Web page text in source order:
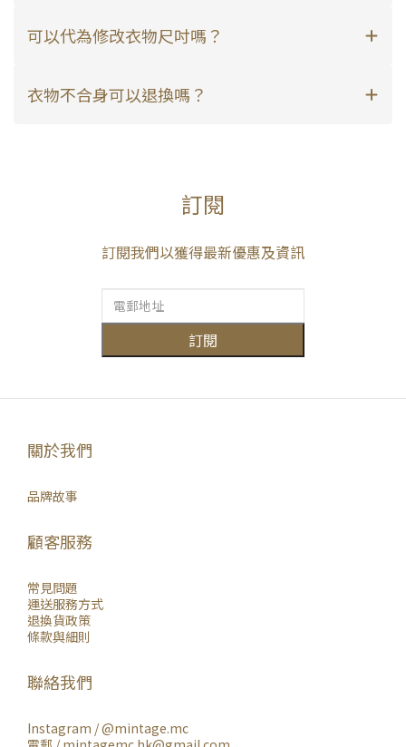
可以代為修改衣物尺吋嗎？
衣物不合身可以退換嗎？
訂閱
訂閱我們以獲得最新優惠及資訊
訂閱
關於我們
品牌故事
顧客服務
常見問題
運送服務方式
退換貨政策
條款與細則
聯絡我們
Instagram /@mintage.mc